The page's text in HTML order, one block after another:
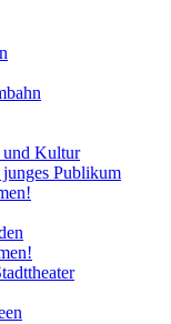
und Kultur
Publikum